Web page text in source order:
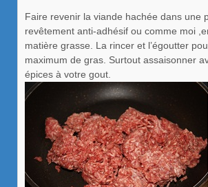
Faire revenir la viande hachée dans une
revêtement anti-adhésif ou comme moi
matière grasse. La rincer et l’égoutter
maximum de gras. Surtout assaisonner
épices à votre gout.